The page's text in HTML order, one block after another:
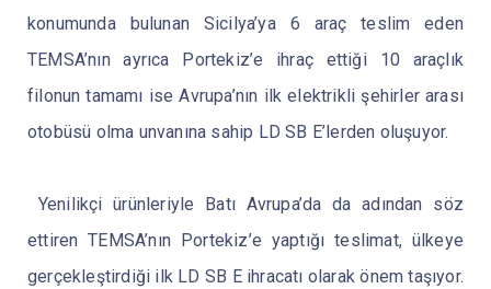
konumunda bulunan Sicilya’ya 6 araç teslim eden
TEMSA’nın ayrıca Portekiz’e ihraç ettiği 10 araçlık
filonun tamamı ise Avrupa’nın ilk elektrikli şehirler arası
otobüsü olma unvanına sahip LD SB E’lerden oluşuyor.
Yenilikçi ürünleriyle Batı Avrupa’da da adından söz
ettiren TEMSA’nın Portekiz’e yaptığı teslimat, ülkeye
gerçekleştirdiği ilk LD SB E ihracatı olarak önem taşıyor.